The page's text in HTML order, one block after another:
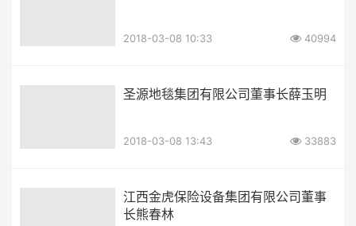
2018-03-08 10:33 40994
圣源地毯集团有限公司董事长薛玉明
2018-03-08 13:43 33883
江西金虎保险设备集团有限公司董事
长熊春林